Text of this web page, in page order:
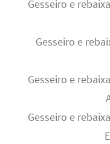
Gesseiro e
Gesseiro e
Gesseiro e
Gesseiro e